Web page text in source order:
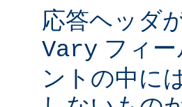
応答ヘッダ
Vary フィ
ントの中に